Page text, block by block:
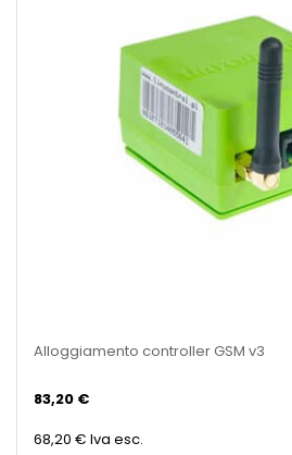
Alloggiamento controller GSM v3
83,20 €
68,20 € Iva esc.